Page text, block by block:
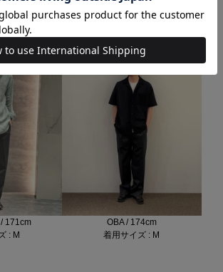
: M
TAKAGI / 172cm
着用サイズ : M
171cm
: M
OBA / 174cm
着用サイズ : M